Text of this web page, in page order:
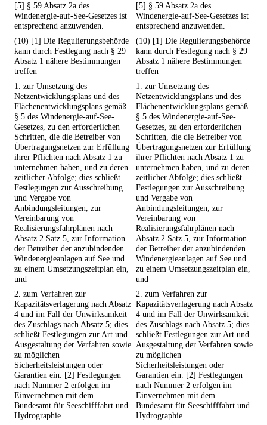
[5] § 59 Absatz 2a des
Windenergie-auf-See-Gesetzes ist
entsprechend anzuwenden.
[5] § 59 Absatz 2a des
Windenergie-auf-See-Gesetzes ist
entsprechend anzuwenden.
(10) [1] Die Regulierungsbehörde
kann durch Festlegung nach § 29
Absatz 1 nähere Bestimmungen
treffen
(10) [1] Die Regulierungsbehörde
kann durch Festlegung nach § 29
Absatz 1 nähere Bestimmungen
treffen
1. zur Umsetzung des
Netzentwicklungsplans und des
Flächenentwicklungsplans gemäß
§ 5 des Windenergie-auf-See-
Gesetzes, zu den erforderlichen
Schritten, die die Betreiber von
Übertragungsnetzen zur Erfüllung
ihrer Pflichten nach Absatz 1 zu
unternehmen haben, und zu deren
zeitlicher Abfolge; dies schließt
Festlegungen zur Ausschreibung
und Vergabe von
Anbindungsleitungen, zur
Vereinbarung von
Realisierungsfahrplänen nach
Absatz 2 Satz 5, zur Information
der Betreiber der anzubindenden
Windenergieanlagen auf See und
zu einem Umsetzungszeitplan ein,
und
1. zur Umsetzung des
Netzentwicklungsplans und des
Flächenentwicklungsplans gemäß
§ 5 des Windenergie-auf-See-
Gesetzes, zu den erforderlichen
Schritten, die die Betreiber von
Übertragungsnetzen zur Erfüllung
ihrer Pflichten nach Absatz 1 zu
unternehmen haben, und zu deren
zeitlicher Abfolge; dies schließt
Festlegungen zur Ausschreibung
und Vergabe von
Anbindungsleitungen, zur
Vereinbarung von
Realisierungsfahrplänen nach
Absatz 2 Satz 5, zur Information
der Betreiber der anzubindenden
Windenergieanlagen auf See und
zu einem Umsetzungszeitplan ein,
und
2. zum Verfahren zur
Kapazitätsverlagerung nach Absatz
4 und im Fall der Unwirksamkeit
des Zuschlags nach Absatz 5; dies
schließt Festlegungen zur Art und
Ausgestaltung der Verfahren sowie
zu möglichen
Sicherheitsleistungen oder
Garantien ein. [2] Festlegungen
nach Nummer 2 erfolgen im
Einvernehmen mit dem
Bundesamt für Seeschifffahrt und
Hydrographie.
2. zum Verfahren zur
Kapazitätsverlagerung nach Absatz
4 und im Fall der Unwirksamkeit
des Zuschlags nach Absatz 5; dies
schließt Festlegungen zur Art und
Ausgestaltung der Verfahren sowie
zu möglichen
Sicherheitsleistungen oder
Garantien ein. [2] Festlegungen
nach Nummer 2 erfolgen im
Einvernehmen mit dem
Bundesamt für Seeschifffahrt und
Hydrographie.